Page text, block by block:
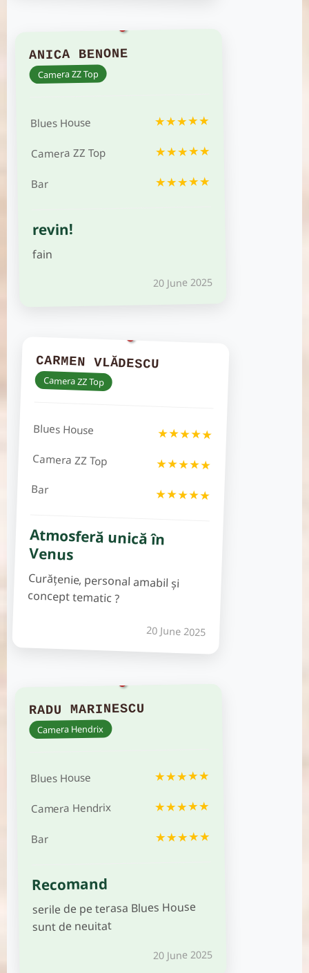
ANICA BENONE
Camera ZZ Top
Blues House ★★★★★
Camera ZZ Top ★★★★★
Bar ★★★★★
revin!
fain
20 June 2025
CARMEN VLĂDESCU
Camera ZZ Top
Blues House ★★★★★
Camera ZZ Top ★★★★★
Bar ★★★★★
Atmosferă unică în
Venus
Curățenie, personal amabil și
concept tematic ?
20 June 2025
RADU MARINESCU
Camera Hendrix
Blues House ★★★★★
Camera Hendrix ★★★★★
Bar ★★★★★
Recomand
serile de pe terasa Blues House
sunt de neuitat
20 June 2025